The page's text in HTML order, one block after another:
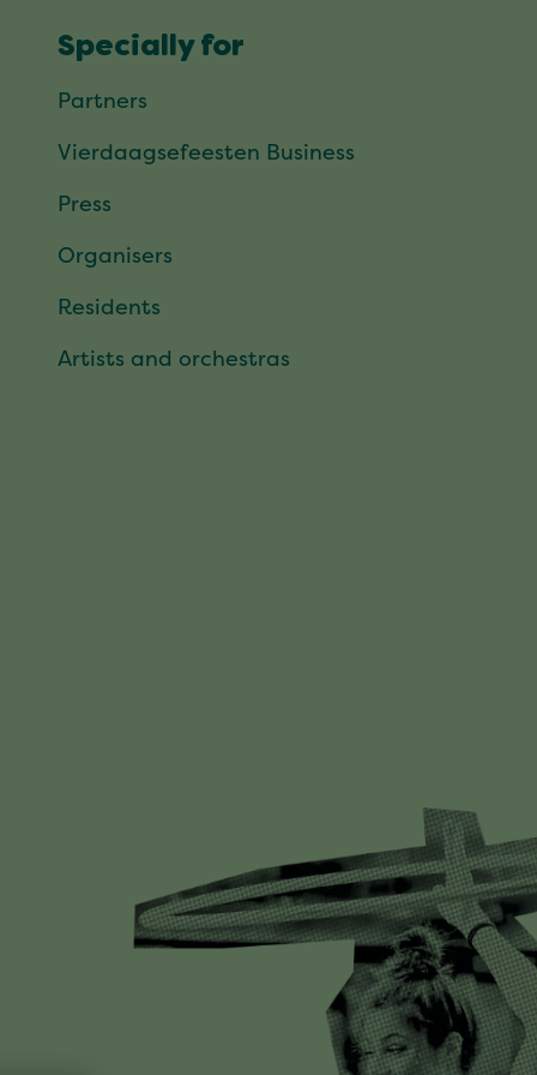
Specially for
Partners
Vierdaagsefeesten Business
Press
Organisers
Residents
Artists and orchestras